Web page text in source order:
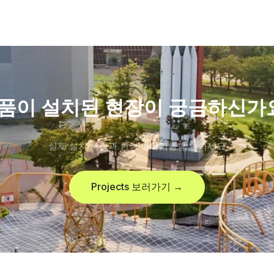
이 설치된 현장이 궁금하신가
실제 설치 사진과 현장 이야기를 확인하세요
Projects 보러가기 →